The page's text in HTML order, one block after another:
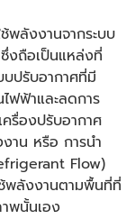
พลังงานจากระบบ
งถือเป็นแหล่งที่
บปรับอากาศที่มี
ฟฟ้าและลดการ
ครื่องปรับอากาศ
าน หรือ การนำ
Flow)
ช้พลังงานตามพื้นที่ที่
พนั้นเอง